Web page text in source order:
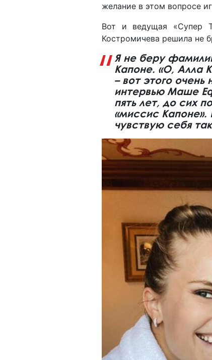
желание в этом вопросе
Вот и ведущая «Супер
Костромичева решила не
Я не беру
Капоне. «О, Алла
– вот этого
интервью Маше
пять лет, до сих
«миссис
чувствую себя